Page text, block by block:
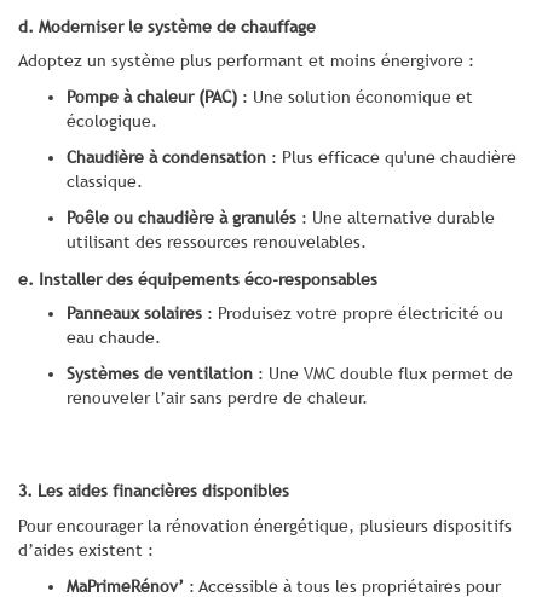
d. Moderniser le système de chauffage
Adoptez un système plus performant et moins énergivore :
Pompe à chaleur (PAC) : Une solution économique et
écologique.
Chaudière à condensation : Plus efficace qu'une chaudière
classique.
Poêle ou chaudière à granulés : Une alternative durable
utilisant des ressources renouvelables.
e. Installer des équipements éco-responsables
Panneaux solaires : Produisez votre propre électricité ou
eau chaude.
Systèmes de ventilation : Une VMC double flux permet de
renouveler l’air sans perdre de chaleur.
3. Les aides financières disponibles
Pour encourager la rénovation énergétique, plusieurs dispositifs
d’aides existent :
MaPrimeRénov’ : Accessible à tous les propriétaires pour